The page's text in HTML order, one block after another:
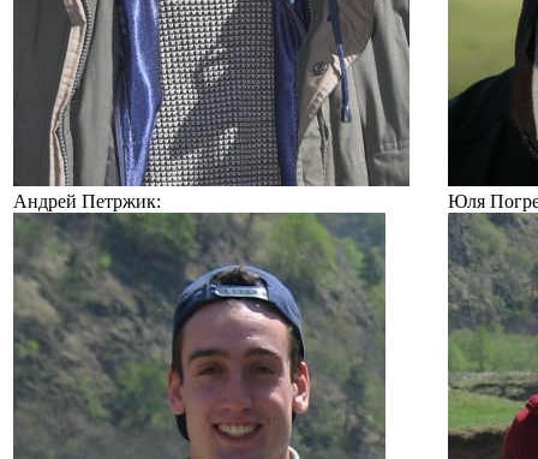
Андрей Петржик: Юля